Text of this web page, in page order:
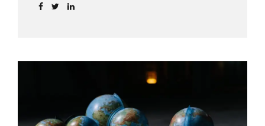
periodo grigio della pandemia da Covid, possiamo
bancario e postale, direttore generale
dell’Accademia di educazione finanziaria presieduta
da Beppe Ghisolfi. Avvocato Rizzo, si sono
registrati cambiamenti sulla percezione della
sicurezza dei propri risparmi? Parto da una
considerazione scientifica. John Ioannidis, noto